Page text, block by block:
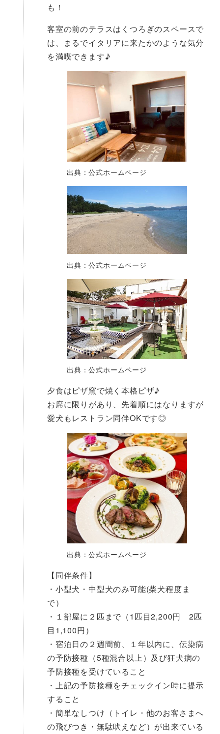
も！
客室の前のテラスはくつろぎのスペースで
は、まるでイタリアに来たかのような気分
を満喫できます♪
出典：公式ホームページ
出典：公式ホームページ
出典：公式ホームページ
夕食はピザ窯で焼く本格ピザ♪
お席に限りがあり、先着順にはなりますが
愛犬もレストラン同伴OKです◎
出典：公式ホームページ
【同伴条件】
・小型犬・中型犬のみ可能(柴犬程度ま
で）
・１部屋に２匹まで（1匹目2,200円 2匹
目1,100円）
・宿泊日の２週間前、１年以内に、伝染病
の予防接種（5種混合以上）及び狂犬病の
予防接種を受けていること
・上記の予防接種をチェックイン時に提示
すること
・簡単なしつけ（トイレ・他のお客さまへ
の飛びつき・無駄吠えなど）が出来ている